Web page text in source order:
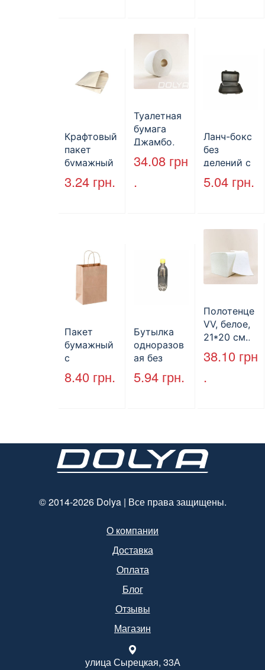
Крафтовый
пакет
бумажный
без ручек
170*140*50
3.24 грн.
Туалетная
бумага
Джамбо,
130 м.
34.08 грн
.
Ланч-бокс
без
делений с
крышкой
HP-10, 240
объем 1300
полистиро
л, черный,
250 шт./уп.
5.04 грн.
Пакет
бумажный
с
кручеными
ручками,
8.40 грн.
Бутылка
одноразов
ая без
крышки,
ПЕТ, V=500
5.94 грн.
Полотенце
VV, белое,
21*20 см.,
160 л.
38.10 грн
.
© 2014-2026 Dolya | Все права защищены.
О компании
Доставка
Оплата
Блог
Отзывы
Магазин
улица Сырецкая, 33А